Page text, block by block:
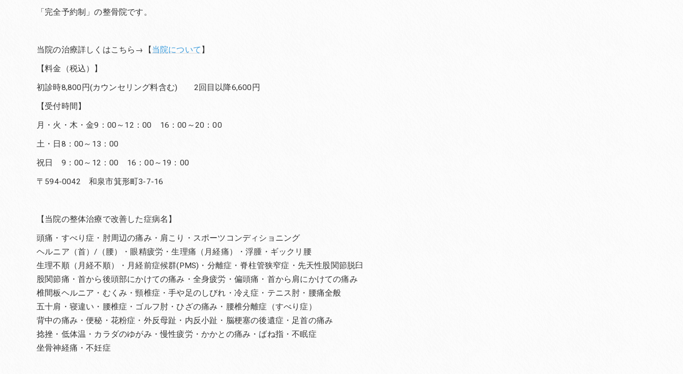
「完全予約制」の整骨院です。
当院の治療詳しくはこちら→【 当院について 】
【料金（税込）】
初診時8,800円(カウンセリング料含む) 2回目以降6,600円
【受付時間】
月・火・木・金9：00～12：00 16：00～20：00
土・日8：00～13：00
祝日 9：00～12：00 16：00～19：00
〒594-0042 和泉市箕形町3-7-16
【当院の整体治療で改善した症病名】
頭痛・すべり症・肘周辺の痛み・肩こり・スポーツコンディショニング
ヘルニア（首）/（腰）・眼精疲労・生理痛（月経痛）・浮腫・ギックリ腰
生理不順（月経不順）・月経前症候群(PMS)・分離症・脊柱管狭窄症・先天性股関節脱臼
股関節痛・首から後頭部にかけての痛み・全身疲労・偏頭痛・首から肩にかけての痛み
椎間板ヘルニア・むくみ・頸椎症・手や足のしびれ・冷え症・テニス肘・腰痛全般
五十肩・寝違い・腰椎症・ゴルフ肘・ひざの痛み・腰椎分離症（すべり症）
背中の痛み・便秘・花粉症・外反母趾・内反小趾・脳梗塞の後遺症・足首の痛み
捻挫・低体温・カラダのゆがみ・慢性疲労・かかとの痛み・ばね指・不眠症
坐骨神経痛・不妊症